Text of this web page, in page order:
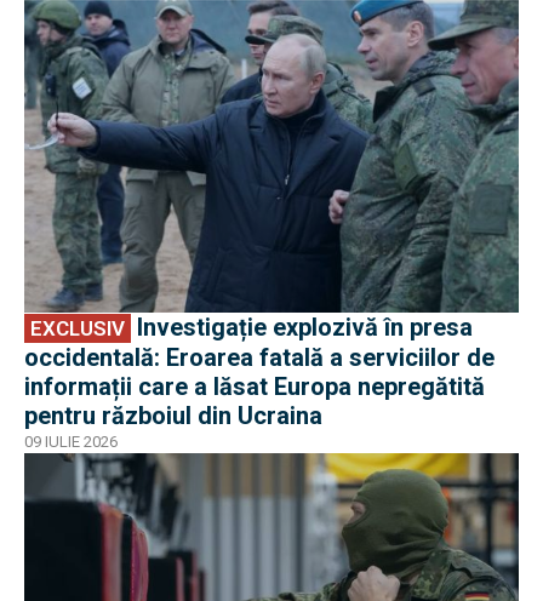
EXCLUSIV
EXCLUSIV
occidentală: Eroarea fatală a serviciilor de
informații care a lăsat Europa nepregătită
pentru războiul din Ucraina
09 IULIE 2026